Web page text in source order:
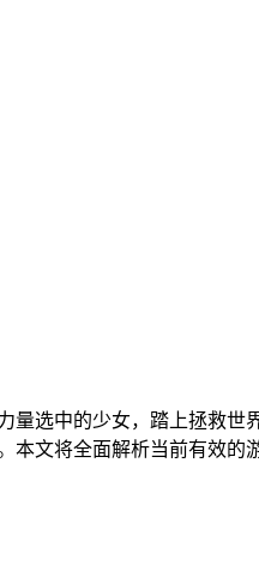
选中的少女，踏上拯救世
文将全面解析当前有效的